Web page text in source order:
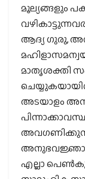
മൂല്യങ്ങളും
ആദ്യ ഗുരു,
മഹിളാസമന്വയ
മാതൃശക്തി
അടയാളം
എല്ലാ